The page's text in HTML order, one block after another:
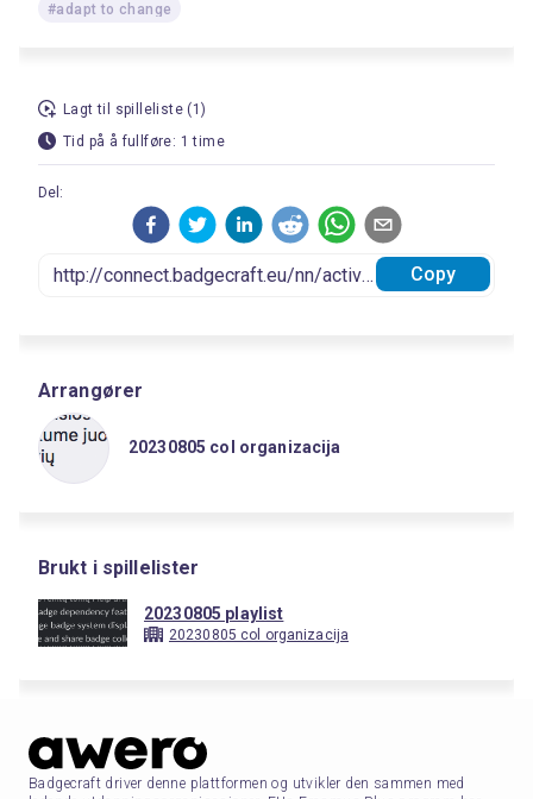
#adapt to change
Lagt til spilleliste (1)
Tid på å fullføre: 1 time
Del:
Copy
Arrangører
20230805 col organizacija
Brukt i spillelister
20230805 playlist
20230805 col organizacija
Badgecraft driver denne plattformen og utvikler den sammen med